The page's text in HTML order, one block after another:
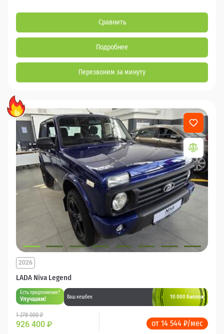
Сравнить
Подробнее
Перезвоним за минуту
LADA Niva Legend
2026
Есть предложение?
Улучшим! Ваш кешбек 10 000 баллов
1 278 000 ₽
926 400 ₽ от 14 544 ₽/мес